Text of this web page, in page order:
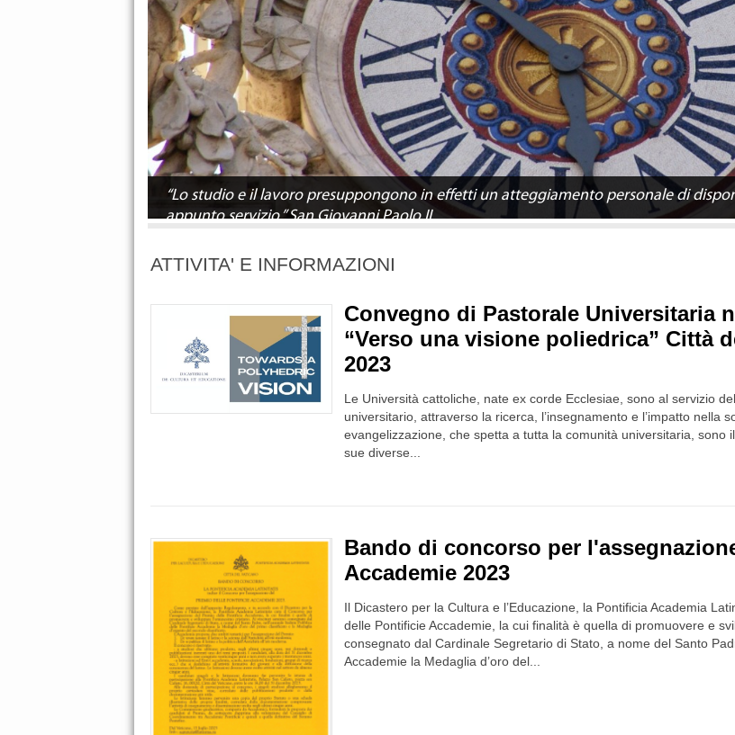
“Lo studio e il lavoro presuppongono in effetti un atteggiamento personale di
appunto servizio.” San Giovanni Paolo II
ATTIVITA' E INFORMAZIONI
Convegno di Pastorale Universitaria
“Verso una visione poliedrica” Città
2023
Le Università cattoliche, nate ex corde Ecclesiae, sono al servizio
universitario, attraverso la ricerca, l’insegnamento e l’impatto nella
evangelizzazione, che spetta a tutta la comunità universitaria, sono
sue diverse...
Bando di concorso per
Accademie 2023
Il Dicastero per la Cultura e l’Educazione, la Pontificia Academia
delle Pontificie Accademie, la cui finalità è quella di promuovere e
consegnato dal Cardinale Segretario di Stato, a nome del Santo
Accademie la Medaglia d’oro del...